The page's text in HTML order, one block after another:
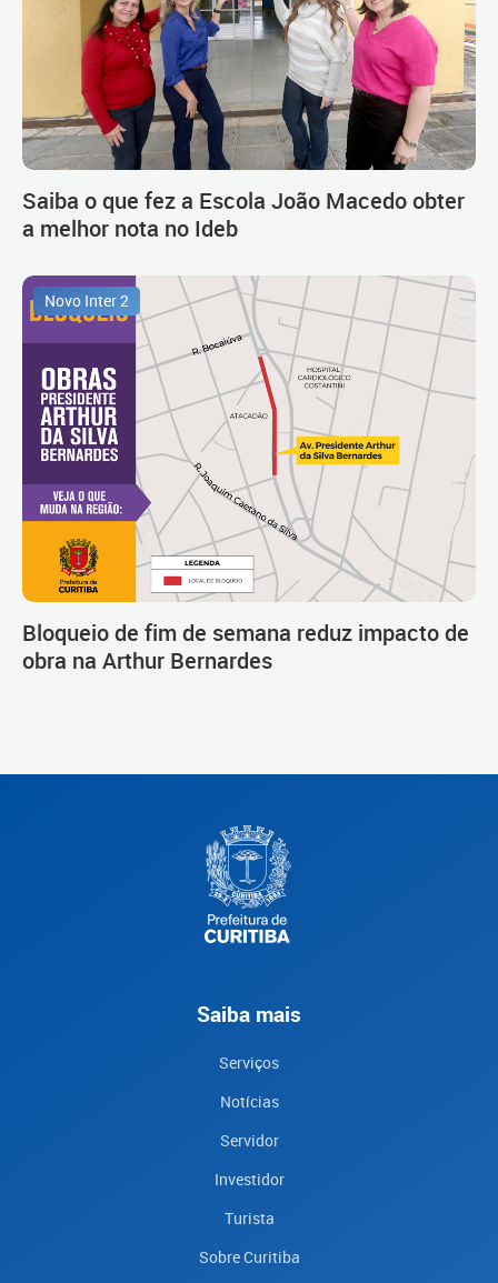
Saiba o que fez a Escola João Macedo obter
a melhor nota no Ideb
Novo Inter 2
Bloqueio de fim de semana reduz impacto de
obra na Arthur Bernardes
Saiba mais
Serviços
Notícias
Servidor
Investidor
Turista
Sobre Curitiba